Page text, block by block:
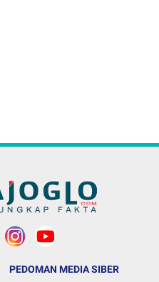
PEDOMAN MEDIA SIBER